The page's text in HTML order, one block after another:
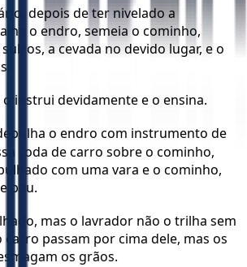
depois de ter nivelado a
o endro, semeia o cominho,
a cevada no devido lugar, e o
o instrui devidamente e o ensina.
o endro com instrumento de
roda de carro sobre o cominho,
com uma vara e o cominho,
pau.
mas o lavrador não o trilha sem
carro passam por cima dele, mas os
os grãos.